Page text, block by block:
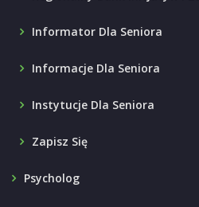
Informator Dla Seniora
Informacje Dla Seniora
Instytucje Dla Seniora
Zapisz Się
Psycholog